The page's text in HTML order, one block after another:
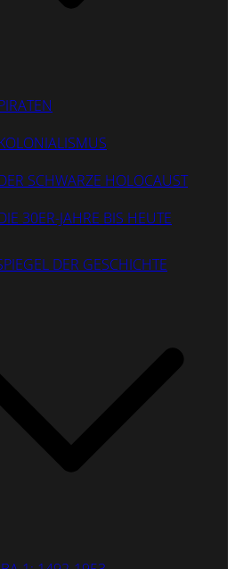
SCHWARZE HOLOCAUST
30ER-JAHRE BIS HEUTE
DER GESCHICHTE